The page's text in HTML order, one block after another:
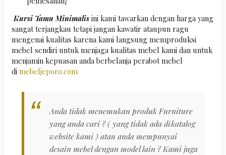
Kursi Tamu Minimalis ini kami tawarkan dengan harga yang
sangat terjangkau tetapi jangan kawatir ataupun ragu
mengenai kualitas karena kami langsung memproduksi
mebel sendiri untuk menjaga kualitas mebel kami dan untuk
menjamin kepuasan anda berbelanja perabot mebel
di mebeljeporo.com
Anda tidak menemukan produk Furniture
yang anda cari ? ( yang tidak ada dikatalog
website kami ) atau anda mempunyai
desain mebel dengan model lain ? Kami juga